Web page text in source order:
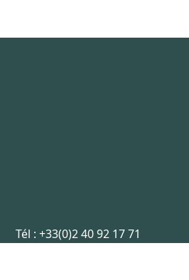
Tél : +33(0)2 40 92 17 71